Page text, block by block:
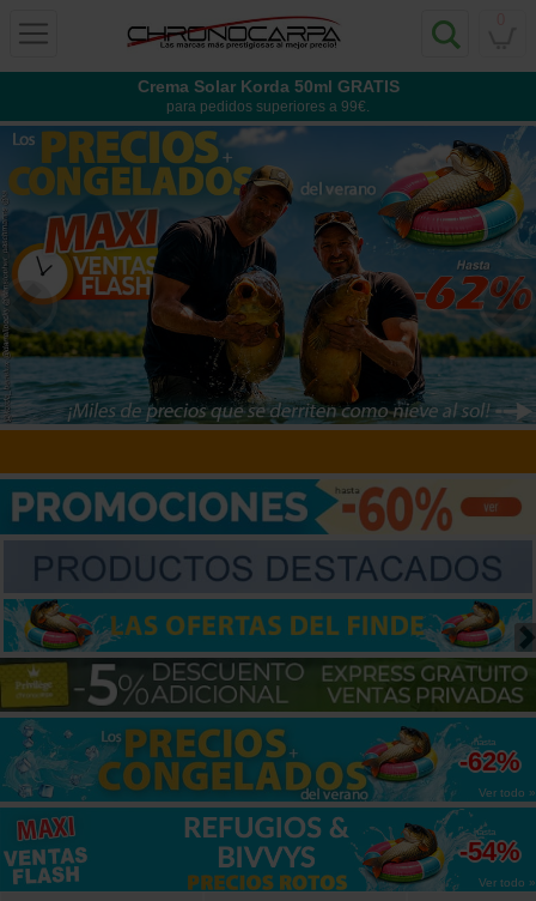
Crema Solar Korda 50ml GRATIS
para pedidos superiores a 99€.
hasta
-62%
Ver todo »
hasta
-54%
Ver todo »